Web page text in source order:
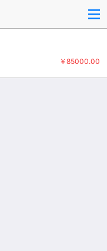
￥85000.00